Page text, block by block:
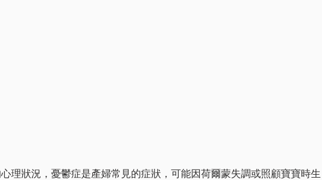
理狀況，憂鬱症是產婦常見的症狀，可能因荷爾蒙失調或照顧寶寶時生